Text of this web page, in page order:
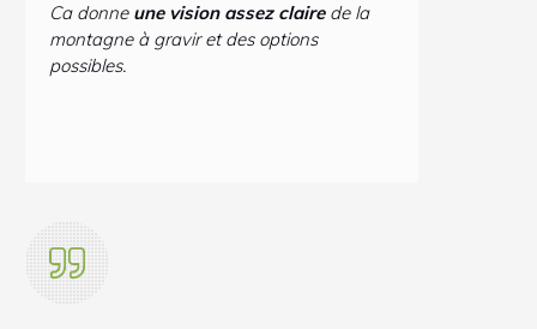
Ca donne une vision assez claire de la
montagne à gravir et des options
possibles.